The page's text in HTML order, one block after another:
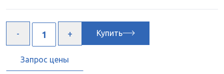
Купить
Запрос цены